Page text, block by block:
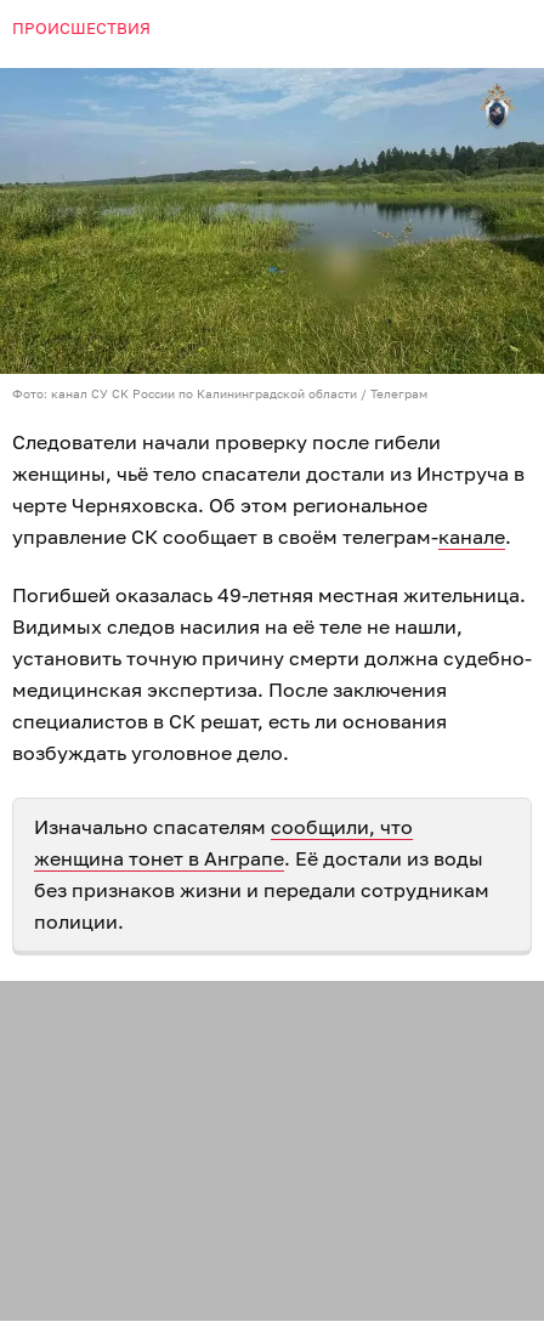
ПРОИСШЕСТВИЯ
Фото: канал СУ СК России по Калининградской области / Телеграм
Следователи начали проверку после гибели
женщины, чьё тело спасатели достали из Инструча в
черте Черняховска. Об этом региональное
управление СК сообщает в своём телеграм-канале.
Погибшей оказалась 49-летняя местная жительница.
Видимых следов насилия на её теле не нашли,
установить точную причину смерти должна судебно-
медицинская экспертиза. После заключения
специалистов в СК решат, есть ли основания
возбуждать уголовное дело.
Изначально спасателям сообщили, что
женщина тонет в Анграпе. Её достали из воды
без признаков жизни и передали сотрудникам
полиции.